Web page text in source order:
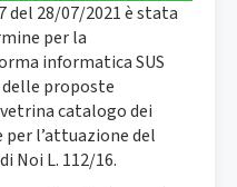
del 28/07/2021 è stata
per la
informatica SUS
proposte
catalogo dei
l’attuazione del
Noi L. 112/16.